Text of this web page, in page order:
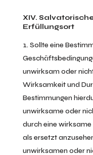
XIV.
Erfüllungsort
Sollte eine
unwirksam oder
Wirksamkeit und
Bestimmungen
unwirksame oder
durch eine
als ersetzt
unwirksamen oder